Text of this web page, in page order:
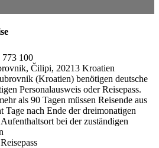
100
Čilipi, 20213 Kroatien
(Kroatien) benötigen deutsche
Personalausweis oder Reisepass.
als 90 Tagen müssen Reisende aus
Tage nach Ende der dreimonatigen
bei der zuständigen